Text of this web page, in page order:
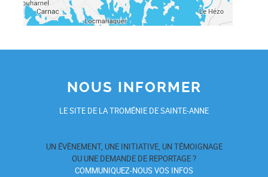
NOUS INFORMER
LE SITE DE LA TROMÉNIE DE SAINTE-ANNE
UN ÉVÈNEMENT, UNE INITIATIVE, UN TÉMOIGNAGE
OU UNE DEMANDE DE REPORTAGE ?
COMMUNIQUEZ-NOUS VOS INFOS